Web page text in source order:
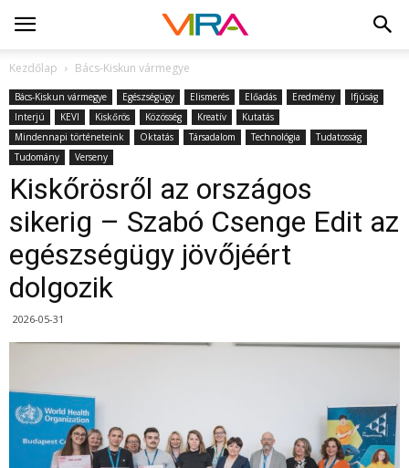
Kezdőlap Bács-Kiskun vármegye
Bács-Kiskun vármegye Egészségügy Elismerés Előadás Eredmény
Ifjúság
Interjú
KEVI Kiskőrös Közösség Kreatív
Kutatás
Mindennapi történeteink
Oktatás Társadalom Technológia
Tudatosság
Tudomány
Verseny
Kiskőrösről az országos
sikerig – Szabó Csenge Edit az
egészségügy jövőjéért
dolgozik
2026-05-31